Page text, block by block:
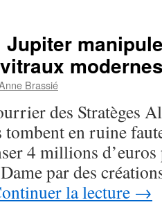
Jupiter
Brassié
des Stratèges
tombent en ruine
4 millions
par des
la lecture →